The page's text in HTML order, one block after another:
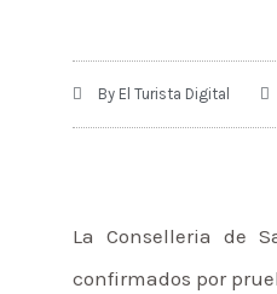
By El Turista Digital
La Conselleria de
confirmados por